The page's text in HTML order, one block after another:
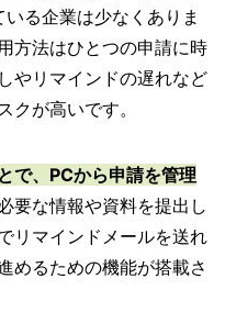
る企業は少なくありま
方法はひとつの申請に時
やリマインドの遅れなど
クが高いです。
で、PCから申請を管理
要な情報や資料を提出し
リマインドメールを送れ
めるための機能が搭載さ